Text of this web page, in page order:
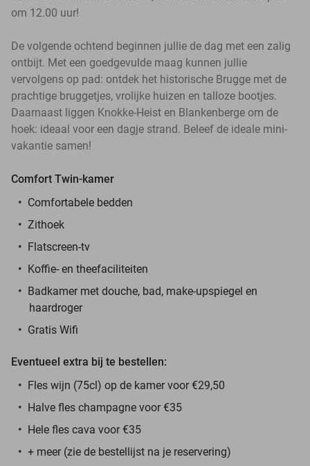
om 12.00 uur!
De volgende ochtend beginnen jullie de dag met een zalig
ontbijt. Met een goedgevulde maag kunnen jullie
vervolgens op pad: ontdek het historische Brugge met de
prachtige bruggetjes, vrolijke huizen en talloze bootjes.
Daarnaast liggen Knokke-Heist en Blankenberge om de
hoek: ideaal voor een dagje strand. Beleef de ideale mini-
vakantie samen!
Comfort Twin-kamer
Comfortabele bedden
Zithoek
Flatscreen-tv
Koffie- en theefaciliteiten
Badkamer met douche, bad, make-upspiegel en
haardroger
Gratis Wifi
Eventueel extra bij te bestellen:
Fles wijn (75cl) op de kamer voor €29,50
Halve fles champagne voor €35
Hele fles cava voor €35
+ meer (zie de bestellijst na je reservering)